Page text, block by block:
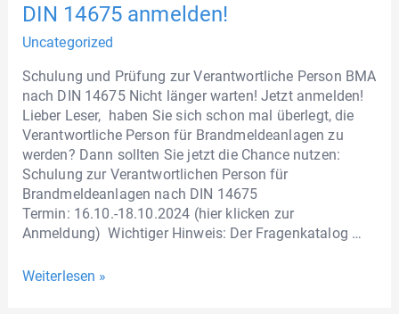
DIN 14675 anmelden!
Uncategorized
Schulung und Prüfung zur Verantwortliche Person BMA
nach DIN 14675 Nicht länger warten! Jetzt anmelden!
Lieber Leser, haben Sie sich schon mal überlegt, die
Verantwortliche Person für Brandmeldeanlagen zu
werden? Dann sollten Sie jetzt die Chance nutzen:
Schulung zur Verantwortlichen Person für
Brandmeldeanlagen nach DIN 14675
Termin: 16.10.-18.10.2024 (hier klicken zur
Anmeldung) Wichtiger Hinweis: Der Fragenkatalog …
Weiterlesen »